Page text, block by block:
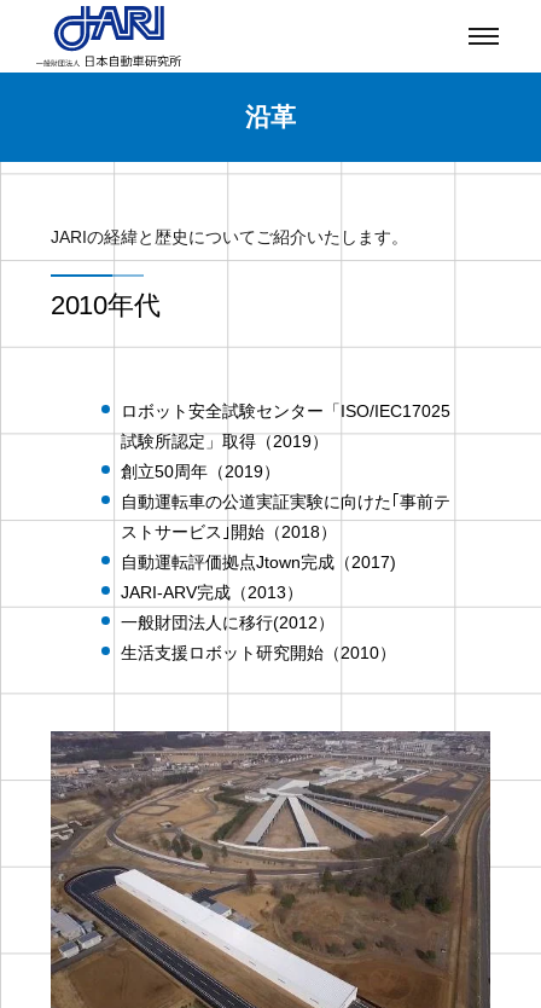
沿革
JARIの経緯と歴史についてご紹介いたします。
2010年代
ロボット安全試験センター「ISO/IEC17025
試験所認定」取得（2019）
創立50周年（2019）
自動運転車の公道実証実験に向けた｢事前テ
ストサービス｣開始（2018）
自動運転評価拠点Jtown完成（2017)
JARI-ARV完成（2013）
一般財団法人に移行(2012）
生活支援ロボット研究開始（2010）